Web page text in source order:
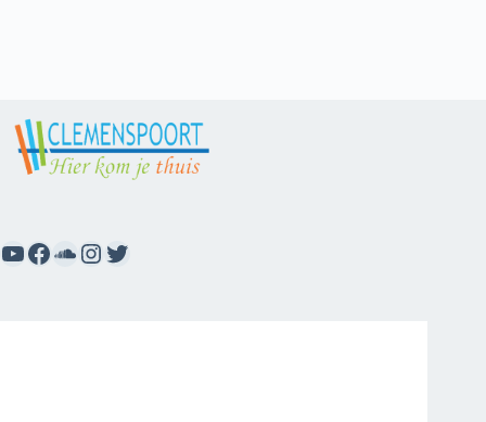
YouTube
Facebook
SoundCloud
Instagram
Twitter